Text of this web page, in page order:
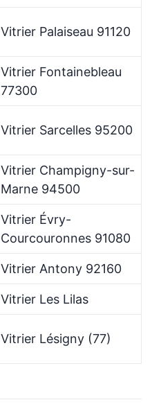
Vitrier Palaiseau 91120
Vitrier Fontainebleau
77300
Vitrier Sarcelles 95200
Vitrier Champigny-sur-
Marne 94500
Vitrier Évry-
Courcouronnes 91080
Vitrier Antony 92160
Vitrier Les Lilas
Vitrier Lésigny (77)